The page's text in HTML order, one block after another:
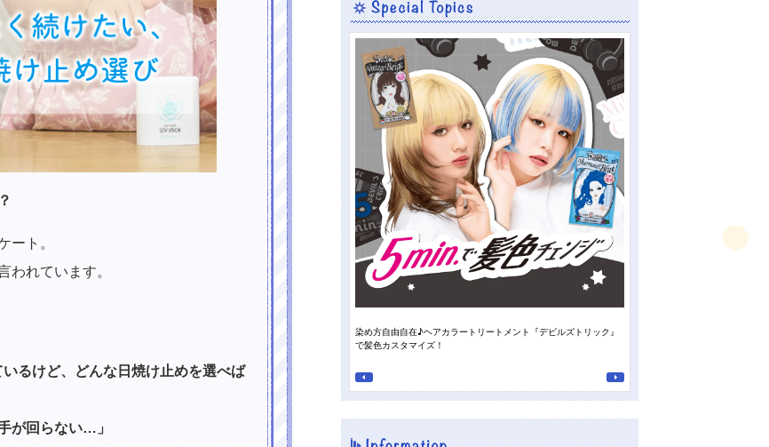
ート。
われています。
るけど、どんな日焼け止めを選べば
が回らない…」
オレンジパワーで夏の地肌すっきり、毛先までさらさらに！
染め方自由自在♪ヘアカラートリートメント『デビルズトリック』
で髪色カスタマイズ！
スタッフの“推しの香り”がついに
南高梅の重曹泡洗顔』♪